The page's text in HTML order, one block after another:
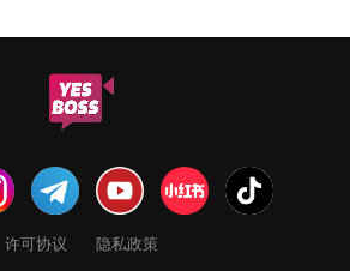
许可协议 隐私政策